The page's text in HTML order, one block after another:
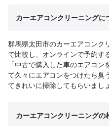
カーエアコンクリーニングに
群馬県太田市のカーエアコンク
で比較し、オンラインで予約す
「中古で購入した車のエアコ
て久々にエアコンをつけたら臭
てきれいに掃除してもらいましょ
カーエアコンクリーニングの